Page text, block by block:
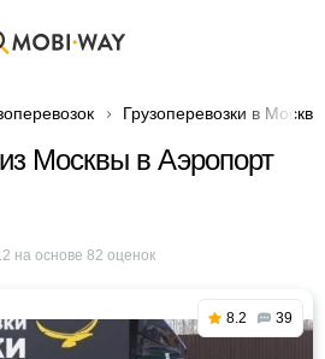
Грузоперевозки в Москве
Москвы в Аэропорт
на основе 82 оценок
8.2 39